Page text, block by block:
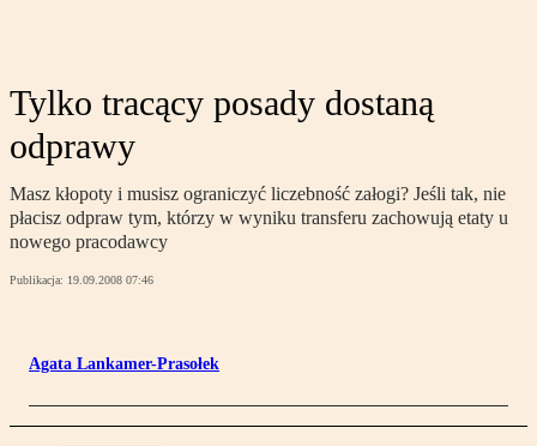
Tylko tracący posady dostaną
odprawy
Masz kłopoty i musisz ograniczyć liczebność załogi? Jeśli tak, nie
płacisz odpraw tym, którzy w wyniku transferu zachowują etaty u
nowego pracodawcy
Publikacja: 19.09.2008 07:46
Agata Lankamer-Prasołek